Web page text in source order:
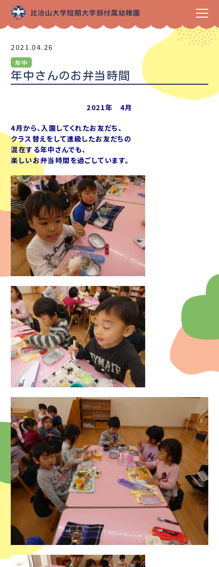
2021.04.26
年中
年中さんのお弁当時間
2021年 4月
4月から、入園してくれたお友だち、
クラス替えをして進級したお友だちの
混在する年中さんでも、
楽しいお弁当時間を過ごしています。